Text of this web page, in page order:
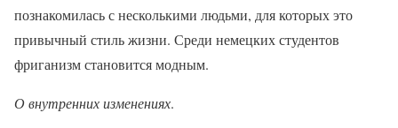
познакомилась с несколькими людьми, для которых это
привычный стиль жизни. Среди немецких студентов
фриганизм становится модным.
О внутренних изменениях.